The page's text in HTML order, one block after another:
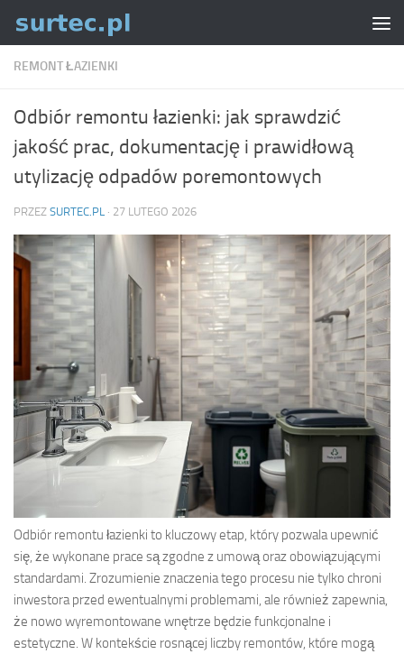
Skip to content
REMONT ŁAZIENKI
Odbiór remontu łazienki: jak sprawdzić
jakość prac, dokumentację i prawidłową
utylizację odpadów poremontowych
PRZEZ SURTEC.PL · 27 LUTEGO 2026
Odbiór remontu łazienki to kluczowy etap, który pozwala upewnić
się, że wykonane prace są zgodne z umową oraz obowiązującymi
standardami. Zrozumienie znaczenia tego procesu nie tylko chroni
inwestora przed ewentualnymi problemami, ale również zapewnia,
że nowo wyremontowane wnętrze będzie funkcjonalne i
estetyczne. W kontekście rosnącej liczby remontów, które mogą